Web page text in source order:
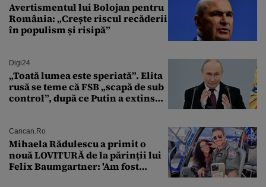
Avertismentul lui Bolojan pentru
România: „Crește riscul recăderii
în populism și risipă”
Digi24
„Toată lumea este speriată”. Elita
rusă se teme că FSB „scapă de sub
control”, după ce Putin a extins
Cancan.ro
Mihaela Rădulescu a primit o
nouă LOVITURĂ de la părinții lui
Felix Baumgartner: 'Am fost